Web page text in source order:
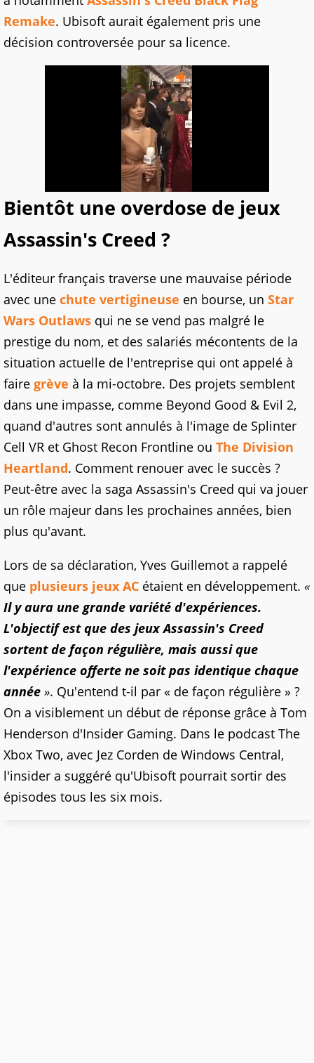
Remake. Ubisoft aurait également pris une
décision controversée pour sa licence.
Bientôt une overdose de jeux
Assassin's Creed ?
L'éditeur français traverse une mauvaise période
avec une chute vertigineuse en bourse, un Star
Wars Outlaws qui ne se vend pas malgré le
prestige du nom, et des salariés mécontents de la
situation actuelle de l'entreprise qui ont appelé à
faire grève à la mi-octobre. Des projets semblent
dans une impasse, comme Beyond Good & Evil 2,
quand d'autres sont annulés à l'image de Splinter
Cell VR et Ghost Recon Frontline ou The Division
Heartland. Comment renouer avec le succès ?
Peut-être avec la saga Assassin's Creed qui va jouer
un rôle majeur dans les prochaines années, bien
plus qu'avant.
Lors de sa déclaration, Yves Guillemot a rappelé
que plusieurs jeux AC étaient en développement. «
Il y aura une grande variété d'expériences.
L'objectif est que des jeux Assassin's Creed
sortent de façon régulière, mais aussi que
l'expérience offerte ne soit pas identique chaque
année ». Qu'entend t-il par « de façon régulière » ?
On a visiblement un début de réponse grâce à Tom
Henderson d'Insider Gaming. Dans le podcast The
Xbox Two, avec Jez Corden de Windows Central,
l'insider a suggéré qu'Ubisoft pourrait sortir des
épisodes tous les six mois.